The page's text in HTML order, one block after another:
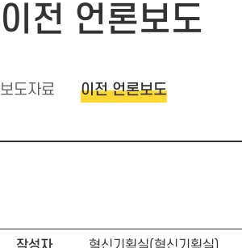
이전 언론보도
보도자료 이전 언론보도